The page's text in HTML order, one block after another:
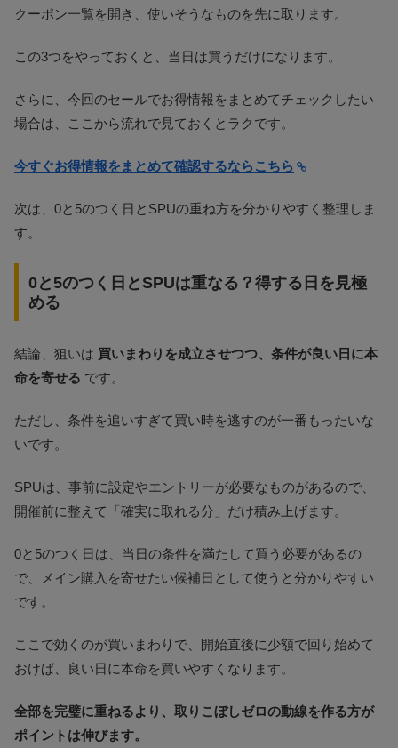
クーポン一覧を開き、使いそうなものを先に取ります。
この3つをやっておくと、当日は買うだけになります。
さらに、今回のセールでお得情報をまとめてチェックしたい
場合は、ここから流れで見ておくとラクです。
今すぐお得情報をまとめて確認するならこちら
次は、0と5のつく日とSPUの重ね方を分かりやすく整理しま
す。
0と5のつく日とSPUは重なる？得する日を見極
める
結論、狙いは 買いまわりを成立させつつ、条件が良い日に本
命を寄せる です。
ただし、条件を追いすぎて買い時を逃すのが一番もったいな
いです。
SPUは、事前に設定やエントリーが必要なものがあるので、
開催前に整えて「確実に取れる分」だけ積み上げます。
0と5のつく日は、当日の条件を満たして買う必要があるの
で、メイン購入を寄せたい候補日として使うと分かりやすい
です。
ここで効くのが買いまわりで、開始直後に少額で回り始めて
おけば、良い日に本命を買いやすくなります。
全部を完璧に重ねるより、取りこぼしゼロの動線を作る方が
ポイントは伸びます。